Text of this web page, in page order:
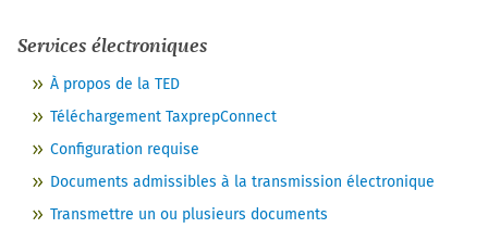
Services électroniques
À propos de la TED
Téléchargement TaxprepConnect
Configuration requise
Documents admissibles à la transmission électronique
Transmettre un ou plusieurs documents